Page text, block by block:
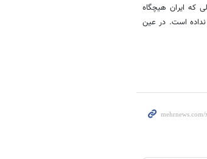
که ایران هیچگاه
نداده است. در عین